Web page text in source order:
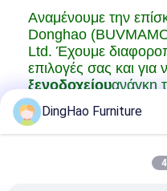
Αναμένουμε την
Donghao
Ltd. Έχουμε
επιλογές σας και για
ξενοδοχείουανάγκη
DingHao Furniture